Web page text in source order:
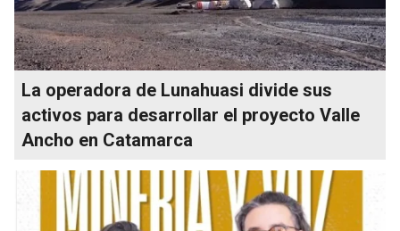
La operadora de Lunahuasi divide sus
activos para desarrollar el proyecto Valle
Ancho en Catamarca